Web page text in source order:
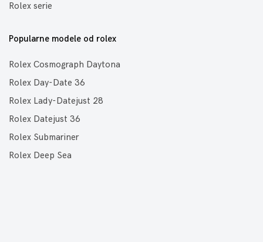
Rolex serie
Popularne modele od rolex
Rolex Cosmograph Daytona
Rolex Day-Date 36
Rolex Lady-Datejust 28
Rolex Datejust 36
Rolex Submariner
Rolex Deep Sea